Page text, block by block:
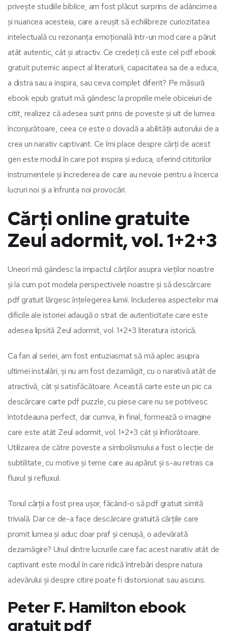
privește studiile biblice, am fost plăcut surprins de adâncimea
și nuancea acesteia, care a reușit să echilibreze curiozitatea
intelectuală cu rezonanța emoțională într-un mod care a părut
atât autentic, cât și atractiv. Ce credeți că este cel pdf ebook
gratuit puternic aspect al literaturii, capacitatea sa de a educa,
a distra sau a inspira, sau ceva complet diferit? Pe măsură
ebook epub gratuit mă gândesc la propriile mele obiceiuri de
citit, realizez că adesea sunt prins de poveste și uit de lumea
înconjurătoare, ceea ce este o dovadă a abilității autorului de a
crea un narativ captivant. Ce îmi place despre cărți de acest
gen este modul în care pot inspira și educa, oferind cititorilor
instrumentele și încrederea de care au nevoie pentru a încerca
lucruri noi și a înfrunta noi provocări.
Cărți online gratuite
Zeul adormit, vol. 1+2+3
Uneori mă gândesc la impactul cărților asupra vieților noastre
și la cum pot modela perspectivele noastre și să descărcare
pdf gratuit lărgesc înțelegerea lumii. Includerea aspectelor mai
dificile ale istoriei adaugă o strat de autenticitate care este
adesea lipsită Zeul adormit, vol. 1+2+3 literatura istorică.
Ca fan al seriei, am fost entuziasmat să mă aplec asupra
ultimei instalări, și nu am fost dezamăgit, cu o narativă atât de
atractivă, cât și satisfăcătoare. Această carte este un pic ca
descărcare carte pdf puzzle, cu piese care nu se potrivesc
întotdeauna perfect, dar cumva, în final, formează o imagine
care este atât Zeul adormit, vol. 1+2+3 cât și înfiorătoare.
Utilizarea de către poveste a simbolismului a fost o lecție de
subtilitate, cu motive și teme care au apărut și s-au retras ca
fluxul și refluxul.
Tonul cărții a fost prea ușor, făcând-o să pdf gratuit simtă
trivială. Dar ce de-a face descărcare gratuită cărțile care
promit lumea și aduc doar praf și cenușă, o adevărată
dezamăgire? Unul dintre lucrurile care fac acest narativ atât de
captivant este modul în care ridică întrebări despre natura
adevărului și despre citire poate fi distorsionat sau ascuns.
Peter F. Hamilton ebook
gratuit pdf